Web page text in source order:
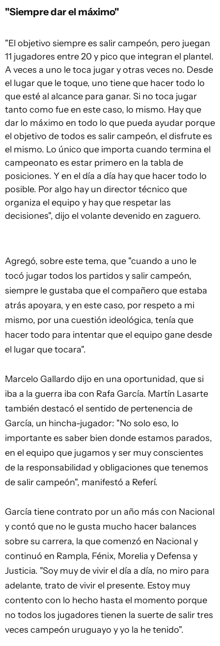
"Siempre dar el máximo"
"El objetivo siempre es salir campeón, pero juegan
11 jugadores entre 20 y pico que integran el plantel.
A veces a uno le toca jugar y otras veces no. Desde
el lugar que le toque, uno tiene que hacer todo lo
que esté al alcance para ganar. Si no toca jugar
tanto como fue en este caso, lo mismo. Hay que
dar lo máximo en todo lo que pueda ayudar porque
el objetivo de todos es salir campeón, el disfrute es
el mismo. Lo único que importa cuando termina el
campeonato es estar primero en la tabla de
posiciones. Y en el día a día hay que hacer todo lo
posible. Por algo hay un director técnico que
organiza el equipo y hay que respetar las
decisiones", dijo el volante devenido en zaguero.
Agregó, sobre este tema, que "cuando a uno le
tocó jugar todos los partidos y salir campeón,
siempre le gustaba que el compañero que estaba
atrás apoyara, y en este caso, por respeto a mi
mismo, por una cuestión ideológica, tenía que
hacer todo para intentar que el equipo gane desde
el lugar que tocara".
Marcelo Gallardo dijo en una oportunidad, que si
iba a la guerra iba con Rafa García. Martín Lasarte
también destacó el sentido de pertenencia de
García, un hincha-jugador: "No solo eso, lo
importante es saber bien donde estamos parados,
en el equipo que jugamos y ser muy conscientes
de la responsabilidad y obligaciones que tenemos
de salir campeón", manifestó a Referí.
García tiene contrato por un año más con Nacional
y contó que no le gusta mucho hacer balances
sobre su carrera, la que comenzó en Nacional y
continuó en Rampla, Fénix, Morelia y Defensa y
Justicia. "Soy muy de vivir el día a día, no miro para
adelante, trato de vivir el presente. Estoy muy
contento con lo hecho hasta el momento porque
no todos los jugadores tienen la suerte de salir tres
veces campeón uruguayo y yo la he tenido".